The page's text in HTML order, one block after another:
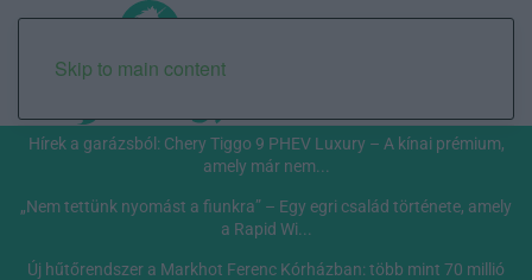
Skip to main content
Hírek a garázsból: Chery Tiggo 9 PHEV Luxury – A kínai prémium,
amely már nem...
„Nem tettünk nyomást a fiunkra” – Egy egri család története, amely
a Rapid Wi...
Új hűtőrendszer a Markhot Ferenc Kórházban: több mint 70 millió